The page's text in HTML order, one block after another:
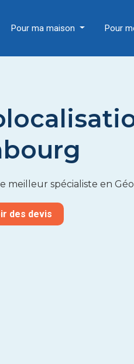
Pour ma maison Pour
meilleur spécialiste en
des devis